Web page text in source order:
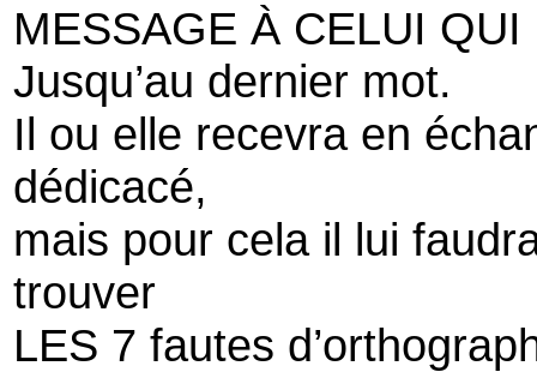
MESSAGE À CELUI QUI
Jusqu’au dernier mot.
Il ou elle recevra en
dédicacé,
mais pour cela il lui
trouver
LES 7 fautes